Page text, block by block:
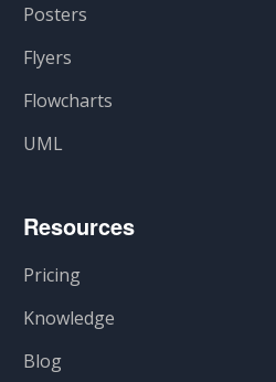
Posters
Flyers
Flowcharts
UML
Resources
Pricing
Knowledge
Blog